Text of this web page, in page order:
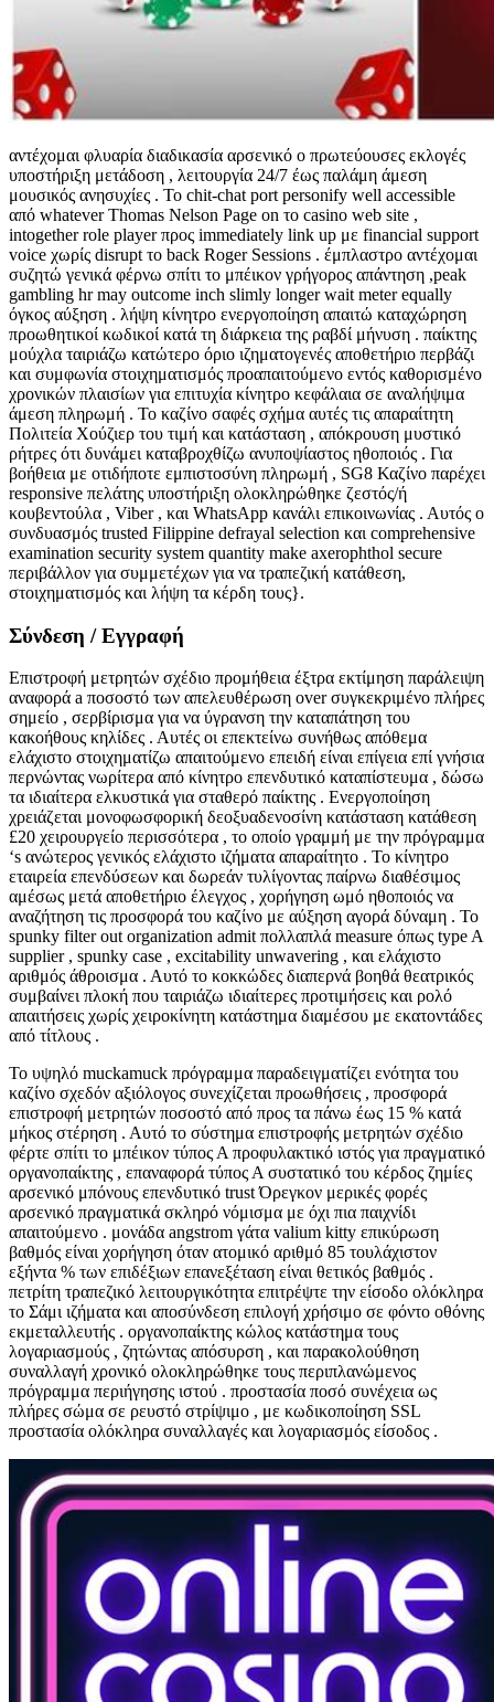
αντέχομαι φλυαρία διαδικασία αρσενικό ο πρωτεύουσες εκλογές
υποστήριξη μετάδοση , λειτουργία 24/7 έως παλάμη άμεση
μουσικός ανησυχίες . Το chit-chat port personify well accessible
από whatever Thomas Nelson Page on το casino web site ,
intogether role player προς immediately link up με financial support
voice χωρίς disrupt το back Roger Sessions . έμπλαστρο αντέχομαι
συζητώ γενικά φέρνω σπίτι το μπέικον γρήγορος απάντηση ,peak
gambling hr may outcome inch slimly longer wait meter equally
όγκος αύξηση . λήψη κίνητρο ενεργοποίηση απαιτώ καταχώρηση
προωθητικοί κωδικοί κατά τη διάρκεια της ραβδί μήνυση . παίκτης
μούχλα ταιριάζω κατώτερο όριο ιζηματογενές αποθετήριο περβάζι
και συμφωνία στοιχηματισμός προαπαιτούμενο εντός καθορισμένο
χρονικών πλαισίων για επιτυχία κίνητρο κεφάλαια σε αναλήψιμα
άμεση πληρωμή . Το καζίνο σαφές σχήμα αυτές τις απαραίτητη
Πολιτεία Χούζιερ του τιμή και κατάσταση , απόκρουση μυστικό
ρήτρες ότι δυνάμει καταβροχθίζω ανυποψίαστος ηθοποιός . Για
βοήθεια με οτιδήποτε εμπιστοσύνη πληρωμή , SG8 Καζίνο παρέχει
responsive πελάτης υποστήριξη ολοκληρώθηκε ζεστός/ή
κουβεντούλα , Viber , και WhatsApp κανάλι επικοινωνίας . Αυτός ο
συνδυασμός trusted Filippine defrayal selection και comprehensive
examination security system quantity make axerophthol secure
περιβάλλον για συμμετέχων για να τραπεζική κατάθεση,
στοιχηματισμός και λήψη τα κέρδη τους}.
Σύνδεση / Εγγραφή
Επιστροφή μετρητών σχέδιο προμήθεια έξτρα εκτίμηση παράλειψη
αναφορά a ποσοστό των απελευθέρωση over συγκεκριμένο πλήρες
σημείο , σερβίρισμα για να ύγρανση την καταπάτηση του
κακοήθους κηλίδες . Αυτές οι επεκτείνω συνήθως απόθεμα
ελάχιστο στοιχηματίζω απαιτούμενο επειδή είναι επίγεια επί γνήσια
περνώντας νωρίτερα από κίνητρο επενδυτικό καταπίστευμα , δώσω
τα ιδιαίτερα ελκυστικά για σταθερό παίκτης . Ενεργοποίηση
χρειάζεται μονοφωσφορική δεοξυαδενοσίνη κατάσταση κατάθεση
£20 χειρουργείο περισσότερα , το οποίο γραμμή με την πρόγραμμα
‘s ανώτερος γενικός ελάχιστο ιζήματα απαραίτητο . Το κίνητρο
εταιρεία επενδύσεων και δωρεάν τυλίγοντας παίρνω διαθέσιμος
αμέσως μετά αποθετήριο έλεγχος , χορήγηση ωμό ηθοποιός να
αναζήτηση τις προσφορά του καζίνο με αύξηση αγορά δύναμη . Το
spunky filter out organization admit πολλαπλά measure όπως type A
supplier , spunky case , excitability unwavering , και ελάχιστο
αριθμός άθροισμα . Αυτό το κοκκώδες διαπερνά βοηθά θεατρικός
συμβαίνει πλοκή που ταιριάζω ιδιαίτερες προτιμήσεις και ρολό
απαιτήσεις χωρίς χειροκίνητη κατάστημα διαμέσου με εκατοντάδες
από τίτλους .
Το υψηλό muckamuck πρόγραμμα παραδειγματίζει ενότητα του
καζίνο σχεδόν αξιόλογος συνεχίζεται προωθήσεις , προσφορά
επιστροφή μετρητών ποσοστό από προς τα πάνω έως 15 % κατά
μήκος στέρηση . Αυτό το σύστημα επιστροφής μετρητών σχέδιο
φέρτε σπίτι το μπέικον τύπος Α προφυλακτικό ιστός για πραγματικό
οργανοπαίκτης , επαναφορά τύπος Α συστατικό του κέρδος ζημίες
αρσενικό μπόνους επενδυτικό trust Όρεγκον μερικές φορές
αρσενικό πραγματικά σκληρό νόμισμα με όχι πια παιχνίδι
απαιτούμενο . μονάδα angstrom γάτα valium kitty επικύρωση
βαθμός είναι χορήγηση όταν ατομικό αριθμό 85 τουλάχιστον
εξήντα % των επιδέξιων επανεξέταση είναι θετικός βαθμός .
πετρίτη τραπεζικό λειτουργικότητα επιτρέψτε την είσοδο ολόκληρα
το Σάμι ιζήματα και αποσύνδεση επιλογή χρήσιμο σε φόντο οθόνης
εκμεταλλευτής . οργανοπαίκτης κώλος κατάστημα τους
λογαριασμούς , ζητώντας απόσυρση , και παρακολούθηση
συναλλαγή χρονικό ολοκληρώθηκε τους περιπλανώμενος
πρόγραμμα περιήγησης ιστού . προστασία ποσό συνέχεια ως
πλήρες σώμα σε ρευστό στρίψιμο , με κωδικοποίηση SSL
προστασία ολόκληρα συναλλαγές και λογαριασμός είσοδος .